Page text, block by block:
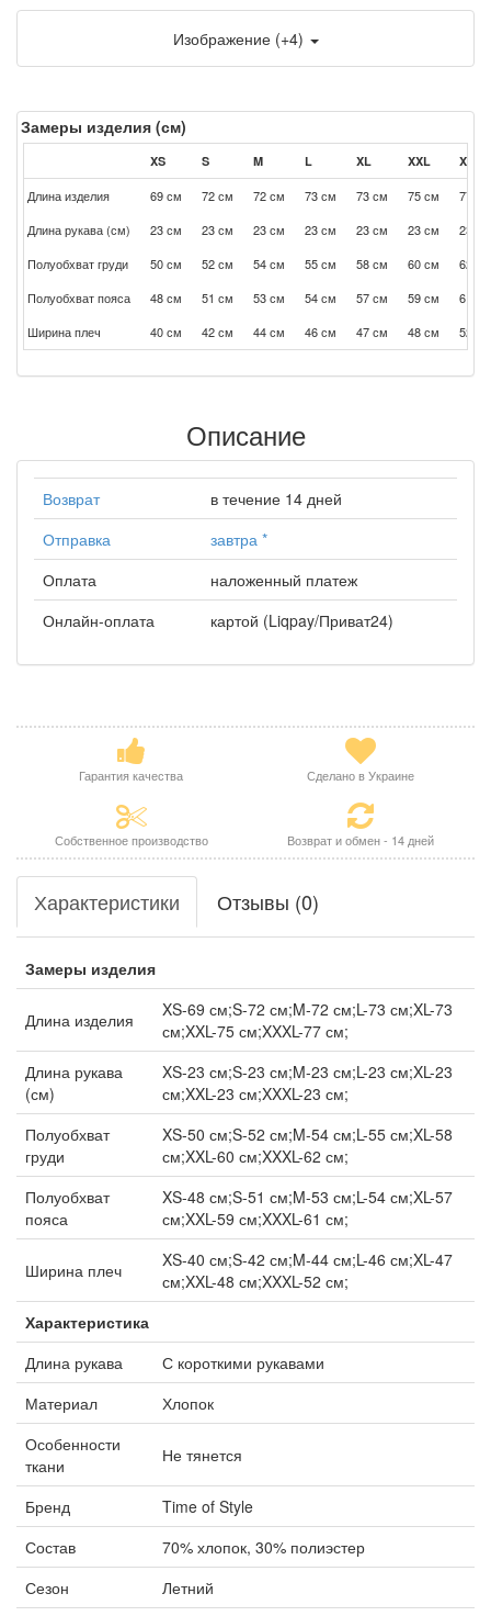
Изображение (+4)
Замеры изделия (см)
XS S M L XL XXL XXXL
Длина изделия 69 см 72 см 72 см 73 см 73 см 75 см
77 см
Длина рукава (см)
23 см 23 см 23 см 23 см 23 см 23 см
23 см
Полуобхват груди
50 см 52 см 54 см 55 см 58 см 60 см
62 см
Полуобхват пояса
48 см 51 см 53 см 54 см 57 см 59 см
61 см
Ширина плеч
40 см 42 см 44 см 46 см 47 см 48 см 52 см
Описание
Возврат
в течение 14 дней
Отправка
завтра *
Оплата
наложенный платеж
Онлайн-оплата
картой (Liqpay/Приват24)
Гарантия качества Сделано в Украине
Собственное производство Возврат и обмен - 14 дней
Характеристики Отзывы (0)
Замеры изделия
Длина изделия
XS-69 см;S-72 см;M-72 см;L-73 см;XL-73
см;XXL-75 см;XXXL-77 см;
Длина рукава
(см)
XS-23 см;S-23 см;M-23 см;L-23 см;XL-23
см;XXL-23 см;XXXL-23 см;
Полуобхват
груди
XS-50 см;S-52 см;M-54 см;L-55 см;XL-58
см;XXL-60 см;XXXL-62 см;
Полуобхват
пояса
XS-48 см;S-51 см;M-53 см;L-54 см;XL-57
см;XXL-59 см;XXXL-61 см;
Ширина плеч
XS-40 см;S-42 см;M-44 см;L-46 см;XL-47
см;XXL-48 см;XXXL-52 см;
Характеристика
Длина рукава
С короткими рукавами
Материал
Хлопок
Особенности
ткани
Не тянется
Бренд
Time of Style
Состав
70% хлопок, 30% полиэстер
Сезон
Летний